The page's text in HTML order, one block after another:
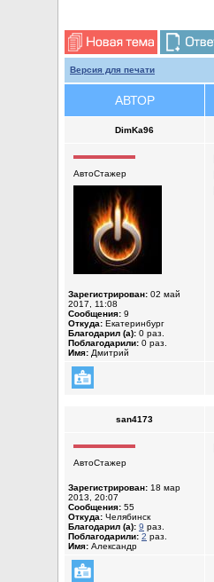
Версия для печати
АВТОР
DimKa96
АвтоСтажер
Зарегистрирован: 02 май
2017, 11:08
Сообщения: 9
Откуда: Екатеринбург
Благодарил (а): 0 раз.
Поблагодарили: 0 раз.
Имя: Дмитрий
san4173
АвтоСтажер
Зарегистрирован: 18 мар
2013, 20:07
Сообщения: 55
Откуда: Челябинск
Благодарил (а): 9 раз.
Поблагодарили: 2 раз.
Имя: Александр